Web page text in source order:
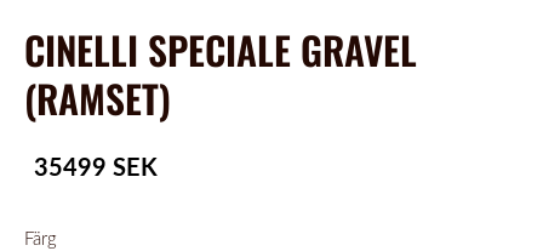
CINELLI SPECIALE GRAVEL
(RAMSET)
35499 SEK
Färg